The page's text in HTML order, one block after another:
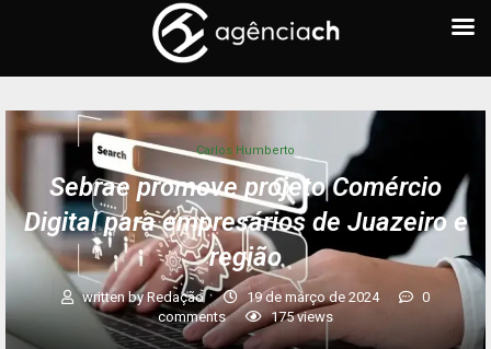
Carlos Humberto
Sebrae promove projeto Comércio
Digital para empresários de Juazeiro e
região
written by Redação 19 de março de 2024
0
comments
175views